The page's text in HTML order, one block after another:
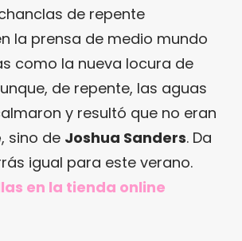
de repente
la prensa de medio mundo
como la nueva locura de
de repente, las aguas
y resultó que no eran
, sino de Joshua Sanders. Da
igual para este verano.
en la tienda online